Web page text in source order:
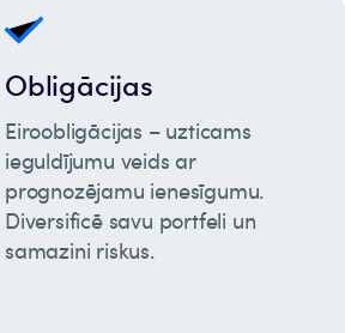
Obligācijas
Eiroobligācijas – uzticams
ieguldījumu veids ar
prognozējamu ienesīgumu.
Diversificē savu portfeli un
samazini riskus.